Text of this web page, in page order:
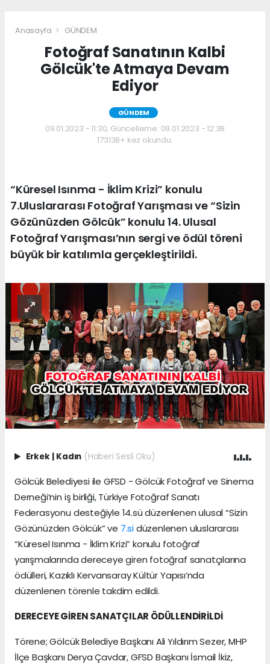
Anasayfa GÜNDEM
Fotoğraf Sanatının Kalbi
Gölcük'te Atmaya Devam
Ediyor
GÜNDEM
09.01.2023 - 11:30, Güncelleme: 09.01.2023 - 12:38
173138+ kez okundu.
“Küresel Isınma - İklim Krizi” konulu
7.Uluslararası Fotoğraf Yarışması ve “Sizin
Gözünüzden Gölcük” konulu 14. Ulusal
Fotoğraf Yarışması’nın sergi ve ödül töreni
büyük bir katılımla gerçekleştirildi.
Erkek | Kadın (Haberi Sesli Oku)
Gölcük Belediyesi ile GFSD - Gölcük Fotoğraf ve Sinema
Derneği’nin iş birliği, Türkiye Fotoğraf Sanatı
Federasyonu desteğiyle 14.sü düzenlenen ulusal “Sizin
Gözünüzden Gölcük” ve 7.sidüzenlenen uluslararası
“Küresel Isınma - İklim Krizi” konulu fotoğraf
yarışmalarında dereceye giren fotoğraf sanatçılarına
ödülleri, Kazıklı Kervansaray Kültür Yapısı’nda
düzenlenen törenle takdim edildi.
DERECEYE GİREN SANATÇILAR ÖDÜLLENDİRİLDİ
Törene; Gölcük Belediye Başkanı Ali Yıldırım Sezer, MHP
İlçe Başkanı Derya Çavdar, GFSD Başkanı İsmail İkiz,